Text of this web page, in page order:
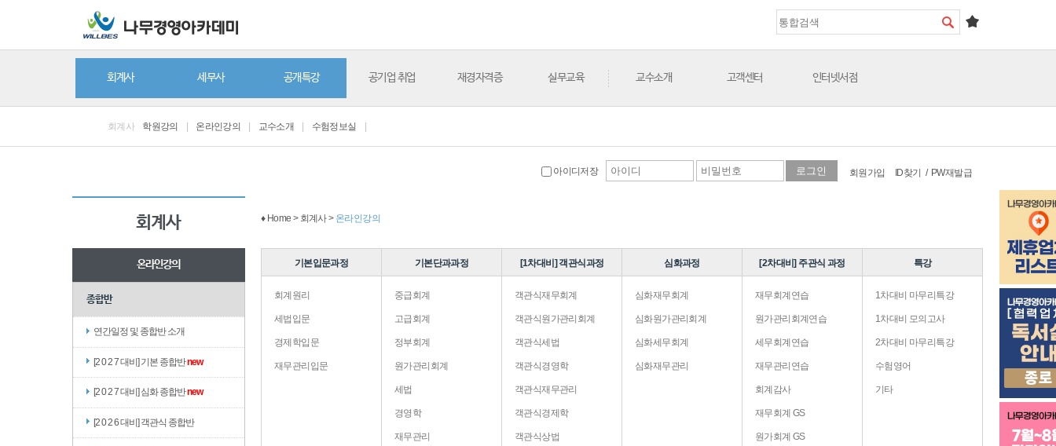
회계사 세무사 공개특강 공기업 취업 재경자격증 실무교육 교수소개 고객센터 인터넷서점
회계사 학원강의 온라인강의 교수소개 수험정보실
아이디저장 회원가입 ID찾기 / PW재발급
회계사
온라인강의
종합반
연간일정 및 종합반 소개
[2 0 2 7 대비] 기본 종합반new
[2 0 2 7 대비] 심화 종합반new
[2 0 2 6 대비] 객관식 종합반
♦ Home > 회계사 > 온라인강의
기본입문과정 기본단과과정 [1차대비] 객관식과정 심화과정 [2차대비] 주관식 과정 특강
회계원리
세법입문
경제학입문
재무관리입문
중급회계
고급회계
정부회계
원가관리회계
세법
경영학
재무관리
객관식재무회계
객관식원가관리회계
객관식세법
객관식경영학
객관식재무관리
객관식경제학
객관식상법
심화재무회계
심화원가관리회계
심화세무회계
심화재무관리
재무회계연습
원가관리회계연습
세무회계연습
재무관리연습
회계감사
재무회계 GS
원가회계 GS
1차대비 마무리특강
1차대비 모의고사
2차대비 마무리특강
수험영어
기타